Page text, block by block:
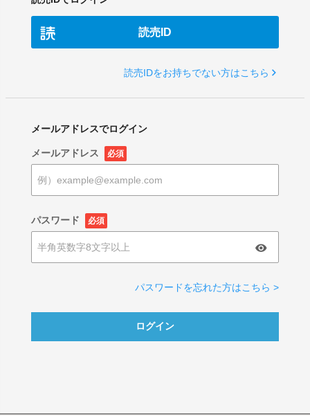
読売ID
読売IDをお持ちでない方はこちら
メールアドレスでログイン
メールアドレス 必須
パスワード 必須
パスワードを忘れた方はこちら >
ログイン